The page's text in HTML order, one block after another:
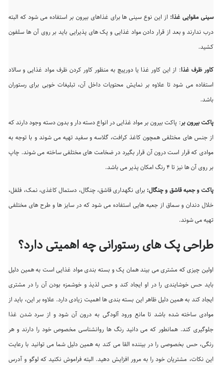
سینی مقوایی غذا: از این نوع سینی ها برای غذاهای بیرون بر استفاده می شود که البته
درب ندارند و بعد از قرار دادن مواد غذایی و پک های پذیرایی باید بر روی آن ها سلفون
کشید.
کاور ظرف غذا: از این کاور غذا یا دورپیچ به منظور کاور کردن ظرف مواد غذایی و سالاد
استفاده می شود تا علاوه بر نمایش محتویات داخل آن، تبلیغات خوبی برای رستوران
باشد.
پاکت بیرون بر: پاکت بیرون بر مواد غذایی در انواع دسته دار و بدون دسته وجود دارند که
از جنس های مختلفی همچون کاغذ کرافت، گلاسه و سفید تهیه می شوند و با توجه به
موادی که قرار است درون آن قرار بگیرد در ضخامت های مختلفی ساخته می شوند. چاپ
بر روی آن ها نیز تا ۴ رنگ امکان پذیر می باشد.
پاکت و جعبه قاشق و چنگال: برای نگهداری قاشق، چنگال، دستمال کاغذی، نمک، فلفل،
خلال دندان و سماق از جعبه هایی استفاده می شود که در سایز ها و طرح های مختلفی
تهیه می شوند.
طراحی پک های رستورانی چه اهمیتی دارد؟
اولین چیزی که مشتری می بیند همان پک و بسته بندی مواد غذایی است به همین دلیل
باید حس خوشایندی را در او ایجاد کند و حس لذیذ و خوشمزه بودن آن را در مشتری
ایجاد کند به همین دلیل ظاهر این بسته بندی ها اهمیت زیادی دارد. علاوه بر این، باید از
موادی ساخته شده باشد تا مانع ورود آلودگی به درون آن شود و از سرد شدن غذا
جلوگیری کند. همانطور که می دانید رنگ ها روانشناسی مخصوص خود را دارند و هر
رنگی، حس بخصوصی را در بیننده القا می کند به همین دلیل شما می توانید با رعایت
این نکات، مشتریان خود را به مرور افزایش دهید. البته فراموش نکنید که لوگو و آدرس